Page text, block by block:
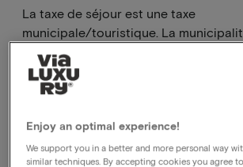
La taxe de séjour est une taxe
municipale/touristique. La
taxe aux personnes qui ne vivent pas
dans le lieu où elles passent la nuit.
le font officiellement parce que les
Enjoy an optimal experience!
We support you in a better and more personal way
similar techniques. By accepting cookies you agree